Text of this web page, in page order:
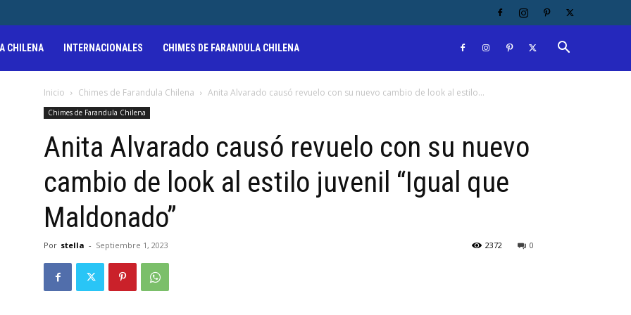
CHILENA INTERNACIONALES CHIMES DE FARANDULA CHILENA
Inicio Chimes de Farandula Chilena Anita Alvarado causó revuelo con su nuevo cambio de look al estilo...
Chimes de Farandula Chilena
Anita Alvarado causó revuelo con su nuevo
cambio de look al estilo juvenil “Igual que
Maldonado”
Por stella - Septiembre 1, 2023 0
2372